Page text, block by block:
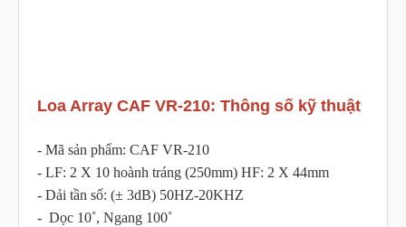
Loa Array CAF VR-210: Thông số kỹ thuật
- Mã sản phẩm: CAF VR-210
- LF: 2 X 10 hoành tráng (250mm) HF: 2 X 44mm
- Dải tần số: (± 3dB) 50HZ-20KHZ
- Dọc 10˚, Ngang 100˚